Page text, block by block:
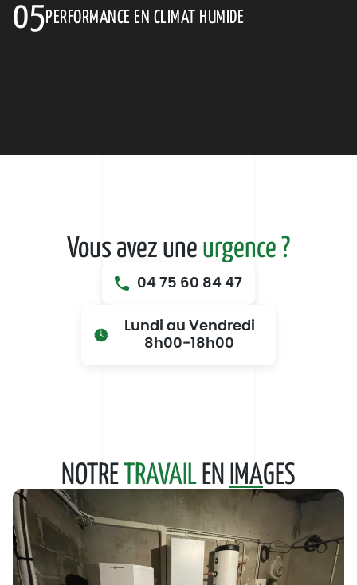
05PERFORMANCE EN CLIMAT HUMIDE
Vous avez une urgence ?
04 75 60 84 47
Lundi au Vendredi
8h00‑18h00
NOTRE TRAVAIL EN IMAGES
PLOMBERIE
REMPLACEMENT CHAUDIÈRE FIOUL PAR POMPE À
CHALEUR
LIVRON SUR DRÔME